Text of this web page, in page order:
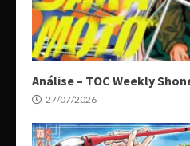
Análise – TOC Weekly
27/07/2026